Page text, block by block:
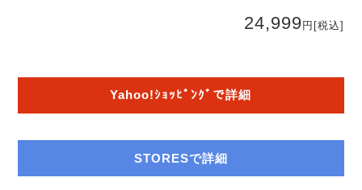
24,999 円 [税込]
Yahoo!ｼｮｯﾋﾟﾝｸﾞで詳細
STORESで詳細